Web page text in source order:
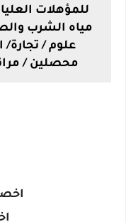
للمؤهلات
مياه الشرب
علوم / تجارة/
محصلين / مراقب امن